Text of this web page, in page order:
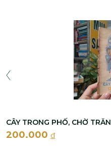
CÂY TRONG PHỐ, CHỜ
200.000 đ